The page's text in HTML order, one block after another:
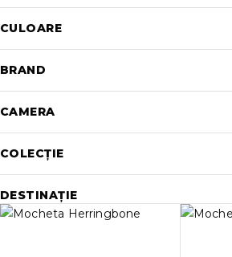
CULOARE
BRAND
CAMERA
COLECȚIE
DESTINAȚIE